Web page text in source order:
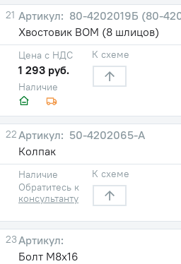
21
80-4202019Б (80-
Хвостовик ВОМ (8 шлицов)
Наличие
Цена с НДС
1 293 руб.
К схеме
22
50-4202065-А
Колпак
Наличие
Обратитесь к
консультанту
К схеме
23
Болт М8х16